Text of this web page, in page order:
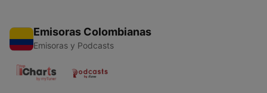
Emisoras Colombianas
Emisoras y Podcasts